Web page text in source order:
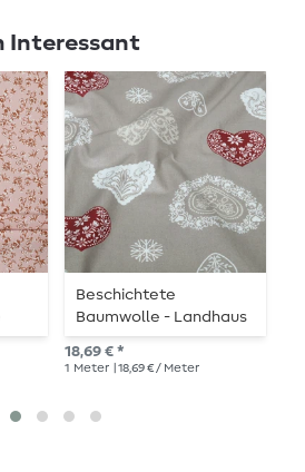
Interessant
Beschichtete
Baumwolle - Landhaus
Herzen Grau
18,69 € *
1 Meter | 18,69 € / Meter